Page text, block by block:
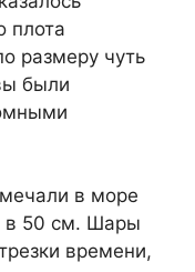
плота
размеру чуть
были
в море
50 см. Шары
времени,